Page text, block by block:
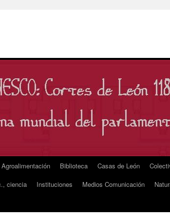
Agroalimentación Biblioteca Casas de León
ciencia Instituciones Medios Comunicación